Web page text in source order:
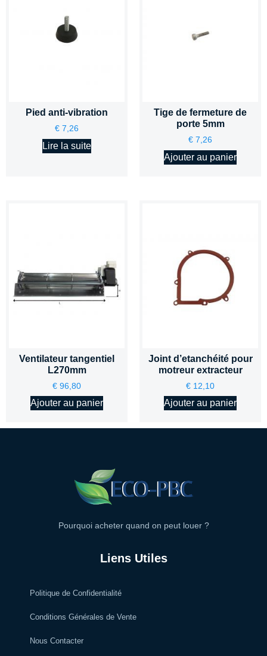
Pied anti-vibration
€ 7,26
Lire la suite
Tige de fermeture de
porte 5mm
€ 7,26
Ajouter au panier
Ventilateur tangentiel
L270mm
€ 96,80
Ajouter au panier
Joint d’etanchéité pour
motreur extracteur
€ 12,10
Ajouter au panier
Pourquoi acheter quand on peut louer ?
Liens Utiles
Politique de Confidentialité
Conditions Générales de Vente
Nous Contacter